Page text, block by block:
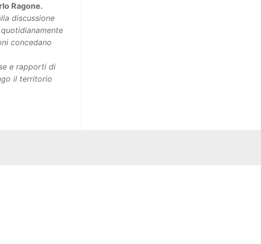
Ragone.
discussione
concedano
e rapporti di
il territorio